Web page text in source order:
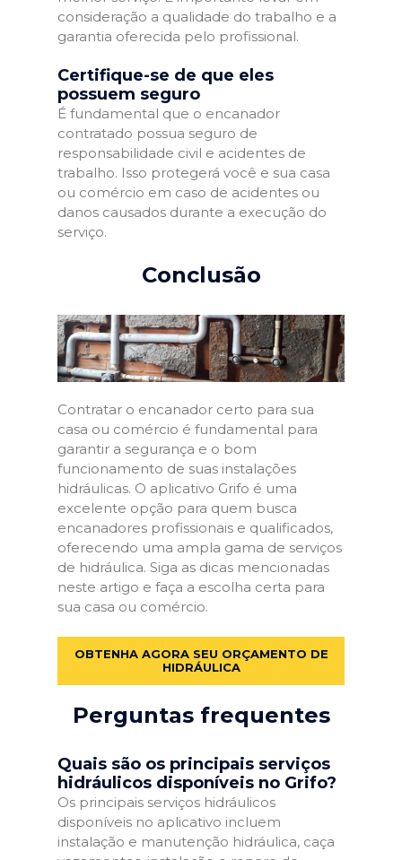
consideração a qualidade do trabalho e a
garantia oferecida pelo profissional.
Certifique-se de que eles
possuem seguro
É fundamental que o encanador
contratado possua seguro de
responsabilidade civil e acidentes de
trabalho. Isso protegerá você e sua casa
ou comércio em caso de acidentes ou
danos causados durante a execução do
serviço.
Conclusão
Contratar o encanador certo para sua
casa ou comércio é fundamental para
garantir a segurança e o bom
funcionamento de suas instalações
hidráulicas. O aplicativo Grifo é uma
excelente opção para quem busca
encanadores profissionais e qualificados,
oferecendo uma ampla gama de serviços
de hidráulica. Siga as dicas mencionadas
neste artigo e faça a escolha certa para
sua casa ou comércio.
OBTENHA AGORA SEU ORÇAMENTO DE
HIDRÁULICA
Perguntas frequentes
Quais são os principais serviços
hidráulicos disponíveis no Grifo?
Os principais serviços hidráulicos
disponíveis no aplicativo incluem
instalação e manutenção hidráulica, caça